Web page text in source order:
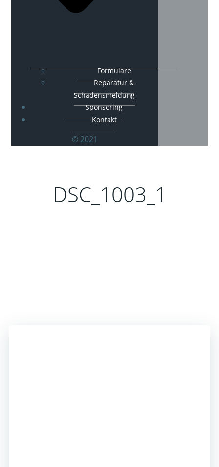
Formulare
Reparatur &
Schadensmeldung
Sponsoring
Kontakt
© 2021
DSC_1003_1